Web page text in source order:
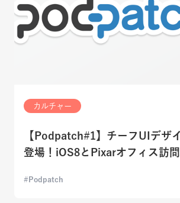
カルチャー
【Podpatch#1】チーフUIデザ
登場！iOS8とPixarオフィス訪
Podpatch